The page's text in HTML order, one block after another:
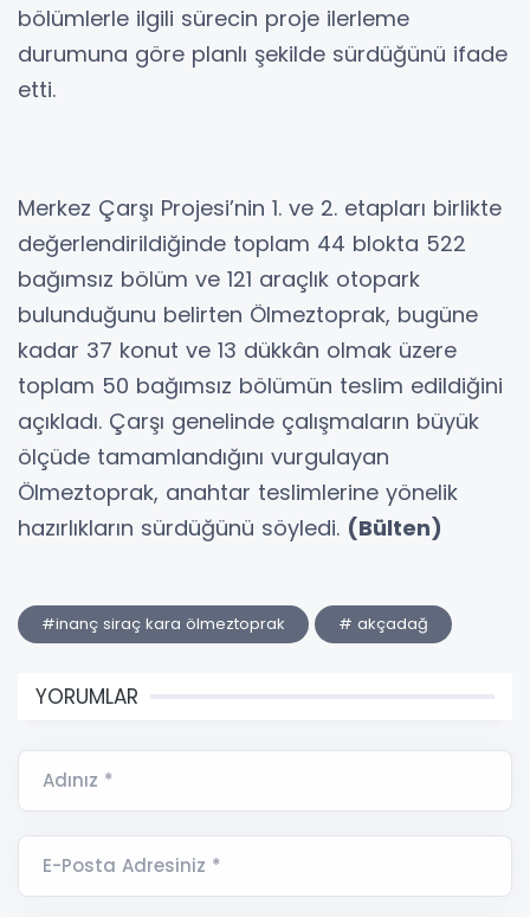
bölümlerle ilgili sürecin proje ilerleme
durumuna göre planlı şekilde sürdüğünü ifade
etti.
Merkez Çarşı Projesi’nin 1. ve 2. etapları birlikte
değerlendirildiğinde toplam 44 blokta 522
bağımsız bölüm ve 121 araçlık otopark
bulunduğunu belirten Ölmeztoprak, bugüne
kadar 37 konut ve 13 dükkân olmak üzere
toplam 50 bağımsız bölümün teslim edildiğini
açıkladı. Çarşı genelinde çalışmaların büyük
ölçüde tamamlandığını vurgulayan
Ölmeztoprak, anahtar teslimlerine yönelik
hazırlıkların sürdüğünü söyledi. (Bülten)
#inanç siraç kara ölmeztoprak # akçadağ
YORUMLAR
Adınız *
E-Posta Adresiniz *